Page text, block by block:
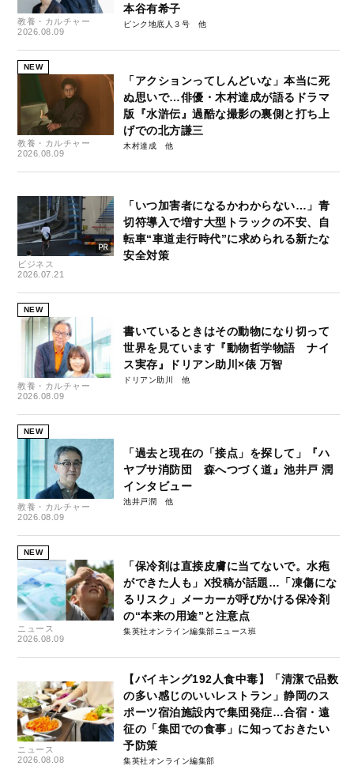
教養・カルチャー
2026.08.09
本谷有希子
ピンク地底人３号
NEW
教養・カルチャー
2026.08.09
「アクションってしんどいな」本当に死
ぬ思いで…俳優・木村達成が語るドラマ
版『水滸伝』過酷な撮影の裏側と打ち上
げでの北方謙三
木村達成
ビジネス
2026.07.21
「いつ加害者になるかわからない…」青
切符導入で増す大型トラックの不安、自
転車“車道走行時代”に求められる新たな
安全対策
NEW
教養・カルチャー
2026.08.09
書いているときはその動物になり切って
世界を見ています『動物哲学物語 ナイ
ス実存』ドリアン助川×俵 万智
ドリアン助川
NEW
教養・カルチャー
2026.08.09
「過去と現在の「接点」を探して」『ハ
ヤブサ消防団 森へつづく道』池井戸 潤
インタビュー
池井戸潤
NEW
ニュース
2026.08.09
「保冷剤は直接皮膚に当てないで。水疱
ができた人も」X投稿が話題…「凍傷にな
るリスク」メーカーが呼びかける保冷剤
の“本来の用途”と注意点
集英社オンライン編集部ニュース班
ニュース
2026.08.08
【バイキング192人食中毒】「清潔で品数
の多い感じのいいレストラン」静岡のス
ポーツ宿泊施設内で集団発症…合宿・遠
征の「集団での食事」に知っておきたい
予防策
集英社オンライン編集部